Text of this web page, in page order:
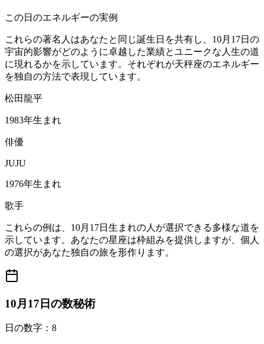
この日のエネルギーの実例
これらの著名人はあなたと同じ誕生日を共有し、10月17日の
宇宙的影響がどのように卓越した業績とユニークな人生の道
に現れるかを示しています。それぞれが天秤座のエネルギー
を独自の方法で表現しています。
松田龍平
1983年生まれ
俳優
JUJU
1976年生まれ
歌手
これらの例は、10月17日生まれの人が選択できる多様な道を
示しています。あなたの星座は枠組みを提供しますが、個人
の選択があなた独自の旅を形作ります。
10月17日の数秘術
日の数字：8